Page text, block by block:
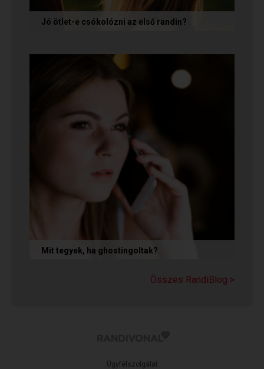
Jó ötlet-e csókolózni az első randin?
az azt jelenti, hogy nem...
Mit tegyek, ha ghostingoltak?
a legfontosabb teendőd: ne fuss utána, ne küldj
Összes RandiBlog >
Ügyfélszolgálat